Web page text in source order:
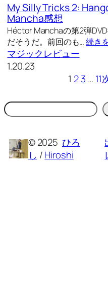
My Silly Tricks 2:
Mancha感想
Héctor Manchaの第2弾
だそうだ。前回のも…続き
マジックレビュー
1.20.23
1 23 … 11
検
索
© 2025 ひろ
し /Hiroshi